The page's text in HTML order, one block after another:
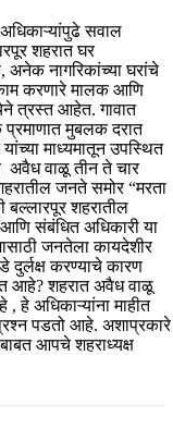
सवाल
शहरात घर
अनेक नागरिकांच्या घरांचे
करणारे मालक आणि
त्रस्त आहेत. गावात
मुबलक दरात
माध्यमातून उपस्थित
वाळू तीन ते चार
जनते समोर “मरता
बल्लारपूर शहरातील
संबंधित अधिकारी या
जनतेला कायदेशीर
करण्याचे कारण
आहे? शहरात अवैध वाळू
हे अधिकाऱ्यांना माहीत
पडतो आहे. अशाप्रकारे
आपचे शहराध्यक्ष